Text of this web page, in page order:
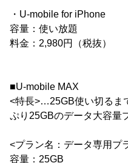
・U-mobile for iPhone
容量：使い放題
料金：2,980円（税抜）
■U-mobile MAX
<特長>…25GB使い切るま
ぷり25GBのデータ大容量
<プラン名：データ専用プ
容量：25GB